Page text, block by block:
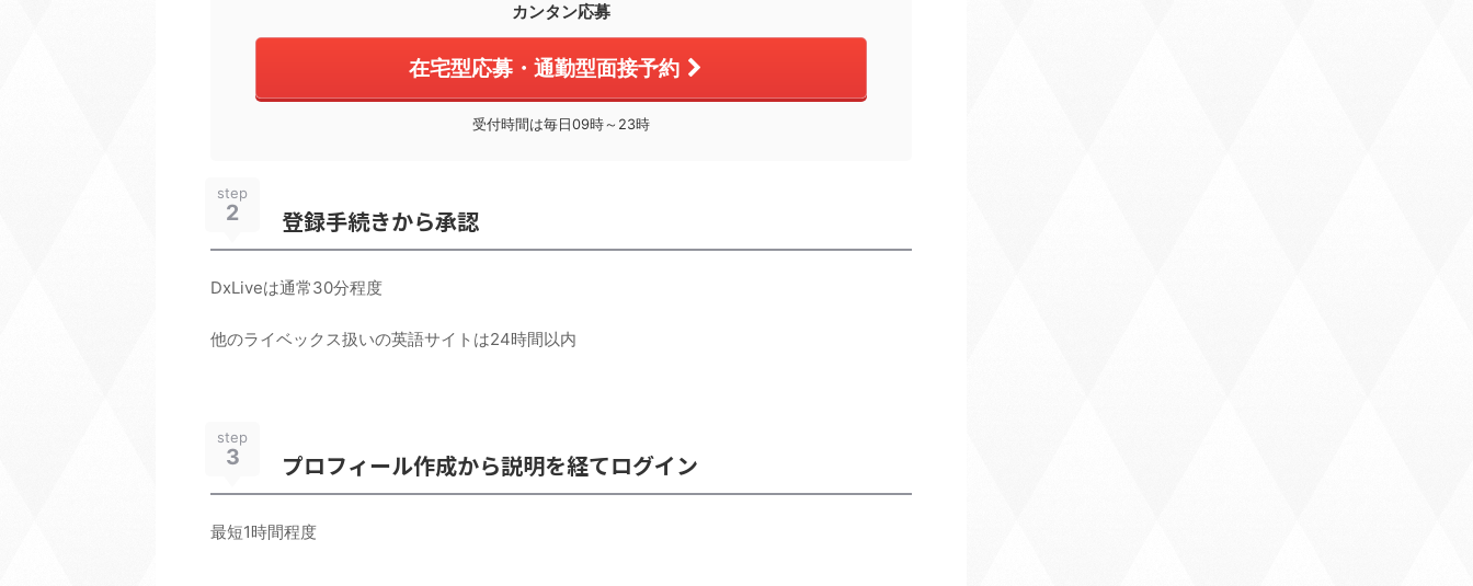
カンタン応募
在宅型応募・通勤型面接予約
受付時間は毎日09時～23時
step
2 登録手続きから承認
DxLiveは通常30分程度
他のライベックス扱いの英語サイトは24時間以内
step
3 プロフィール作成から説明を経てログイン
最短1時間程度